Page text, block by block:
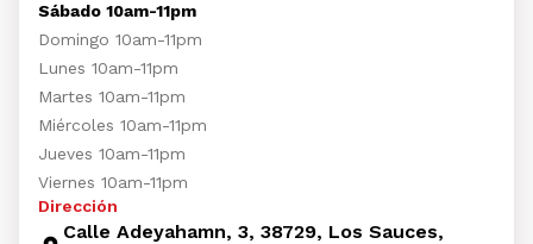
Sábado 10am-11pm
Domingo 10am-11pm
Lunes 10am-11pm
Martes 10am-11pm
Miércoles 10am-11pm
Jueves 10am-11pm
Viernes 10am-11pm
Dirección
Calle Adeyahamn, 3, 38729, Los Sauces,